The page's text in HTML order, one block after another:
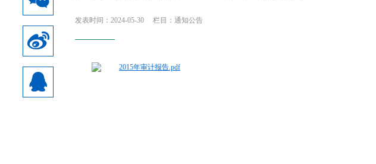
1 致敬抗日名将 情暖基层党员——广东省福建商会党支部开展“七一”主题活动
发表时间：2024-05-30 栏目：通知公告
2015年审计报告.pdf